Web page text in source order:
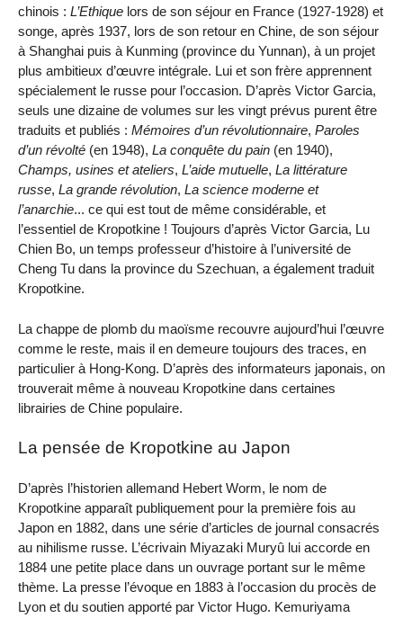
chinois : L’Ethique lors de son séjour en France (1927-1928) et
songe, après 1937, lors de son retour en Chine, de son séjour
à Shanghai puis à Kunming (province du Yunnan), à un projet
plus ambitieux d’œuvre intégrale. Lui et son frère apprennent
spécialement le russe pour l’occasion. D’après Victor Garcia,
seuls une dizaine de volumes sur les vingt prévus purent être
traduits et publiés : Mémoires d’un révolutionnaire, Paroles
d’un révolté (en 1948), La conquête du pain (en 1940),
Champs, usines et ateliers, L’aide mutuelle, La littérature
russe, La grande révolution, La science moderne et
l’anarchie... ce qui est tout de même considérable, et
l’essentiel de Kropotkine ! Toujours d’après Victor Garcia, Lu
Chien Bo, un temps professeur d’histoire à l’université de
Cheng Tu dans la province du Szechuan, a également traduit
Kropotkine.
La chappe de plomb du maoïsme recouvre aujourd’hui l’œuvre
comme le reste, mais il en demeure toujours des traces, en
particulier à Hong-Kong. D’après des informateurs japonais, on
trouverait même à nouveau Kropotkine dans certaines
librairies de Chine populaire.
La pensée de Kropotkine au Japon
D’après l’historien allemand Hebert Worm, le nom de
Kropotkine apparaît publiquement pour la première fois au
Japon en 1882, dans une série d’articles de journal consacrés
au nihilisme russe. L’écrivain Miyazaki Muryû lui accorde en
1884 une petite place dans un ouvrage portant sur le même
thème. La presse l’évoque en 1883 à l’occasion du procès de
Lyon et du soutien apporté par Victor Hugo. Kemuriyama